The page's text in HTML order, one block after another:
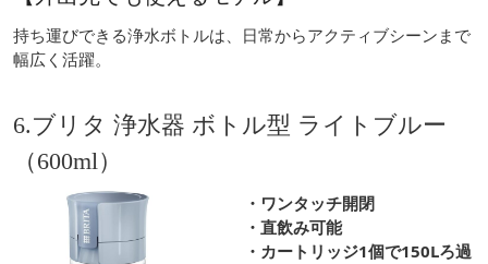
持ち運びできる浄水ボトルは、日常からアクティブシーンまで
幅広く活躍。
6.ブリタ 浄水器 ボトル型 ライトブルー
（600ml）
・ワンタッチ開閉
・直飲み可能
・カートリッジ1個で150Lろ過